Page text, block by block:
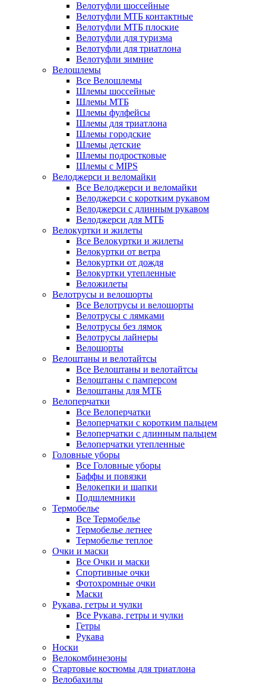
Велотуфли шоссейные
Велотуфли МТБ контактные
Велотуфли МТБ плоские
Велотуфли для туризма
Велотуфли для триатлона
Велотуфли зимние
Велошлемы
Все Велошлемы
Шлемы шоссейные
Шлемы МТБ
Шлемы фулфейсы
Шлемы для триатлона
Шлемы городские
Шлемы детские
Шлемы подростковые
Шлемы с MIPS
Велоджерси и веломайки
Все Велоджерси и веломайки
Велоджерси с коротким рукавом
Велоджерси с длинным рукавом
Велоджерси для МТБ
Велокуртки и жилеты
Все Велокуртки и жилеты
Велокуртки от ветра
Велокуртки от дождя
Велокуртки утепленные
Веложилеты
Велотрусы и велошорты
Все Велотрусы и велошорты
Велотрусы с лямками
Велотрусы без лямок
Велотрусы лайнеры
Велошорты
Велоштаны и велотайтсы
Все Велоштаны и велотайтсы
Велоштаны с памперсом
Велоштаны для МТБ
Велоперчатки
Все Велоперчатки
Велоперчатки с коротким пальцем
Велоперчатки с длинным пальцем
Велоперчатки утепленные
Головные уборы
Все Головные уборы
Баффы и повязки
Велокепки и шапки
Подшлемники
Термобелье
Все Термобелье
Термобелье летнее
Термобелье теплое
Очки и маски
Все Очки и маски
Спортивные очки
Фотохромные очки
Маски
Рукава, гетры и чулки
Все Рукава, гетры и чулки
Гетры
Рукава
Носки
Велокомбинезоны
Стартовые костюмы для триатлона
Велобахилы